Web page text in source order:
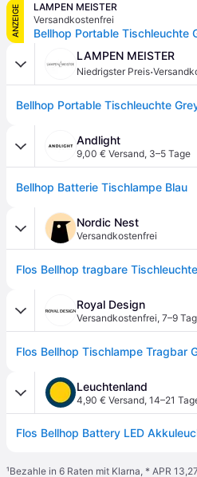
ANZEIGE
LAMPEN MEISTER
Versandkostenfrei
LAMPEN MEISTER
Niedrigster Preis·
Andlight
9,00 € Versand, 3–5 Tage
Bellhop Batterie Tischlampe Blau
Nordic Nest
Versandkostenfrei
Royal Design
Versandkostenfrei, 7–9
Leuchtenland
4,90 € Versand, 14–21
¹Bezahle in 6 Raten mit Klarna, * APR